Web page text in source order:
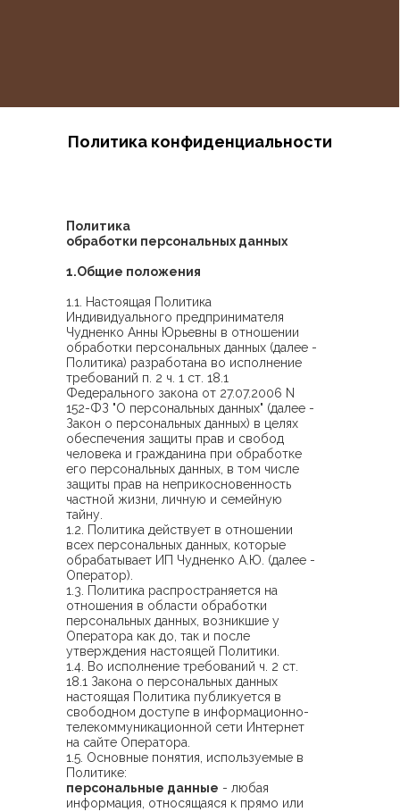
Политика конфиденциальности
Политика
обработки персональных данных
1.Общие положения
1.1. Настоящая Политика
Индивидуального предпринимателя
Чудненко Анны Юрьевны в отношении
обработки персональных данных (далее -
Политика) разработана во исполнение
требований п. 2 ч. 1 ст. 18.1
Федерального закона от 27.07.2006 N
152-ФЗ "О персональных данных" (далее -
Закон о персональных данных) в целях
обеспечения защиты прав и свобод
человека и гражданина при обработке
его персональных данных, в том числе
защиты прав на неприкосновенность
частной жизни, личную и семейную
тайну.
1.2. Политика действует в отношении
всех персональных данных, которые
обрабатывает ИП Чудненко А.Ю. (далее -
Оператор).
1.3. Политика распространяется на
отношения в области обработки
персональных данных, возникшие у
Оператора как до, так и после
утверждения настоящей Политики.
1.4. Во исполнение требований ч. 2 ст.
18.1 Закона о персональных данных
настоящая Политика публикуется в
свободном доступе в информационно-
телекоммуникационной сети Интернет
на сайте Оператора.
1.5. Основные понятия, используемые в
Политике:
персональные данные - любая
информация, относящаяся к прямо или